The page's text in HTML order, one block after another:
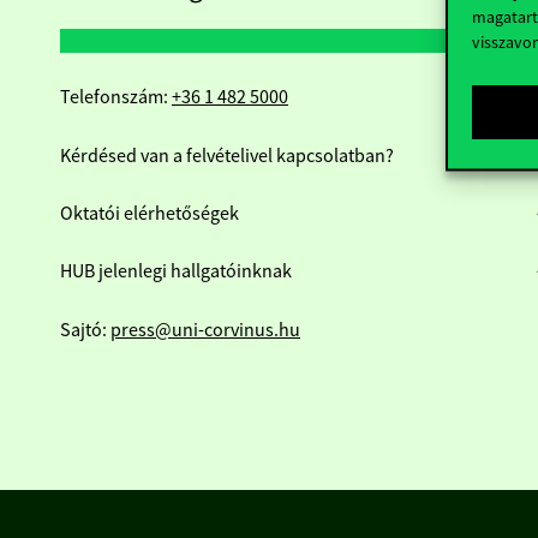
Telefonszám: +36 1 482 5000
Kérdésed van a felvételivel kapcsolatban?
Oktatói elérhetőségek
HUB jelenlegi hallgatóinknak
Sajtó: press@uni-corvinus.hu